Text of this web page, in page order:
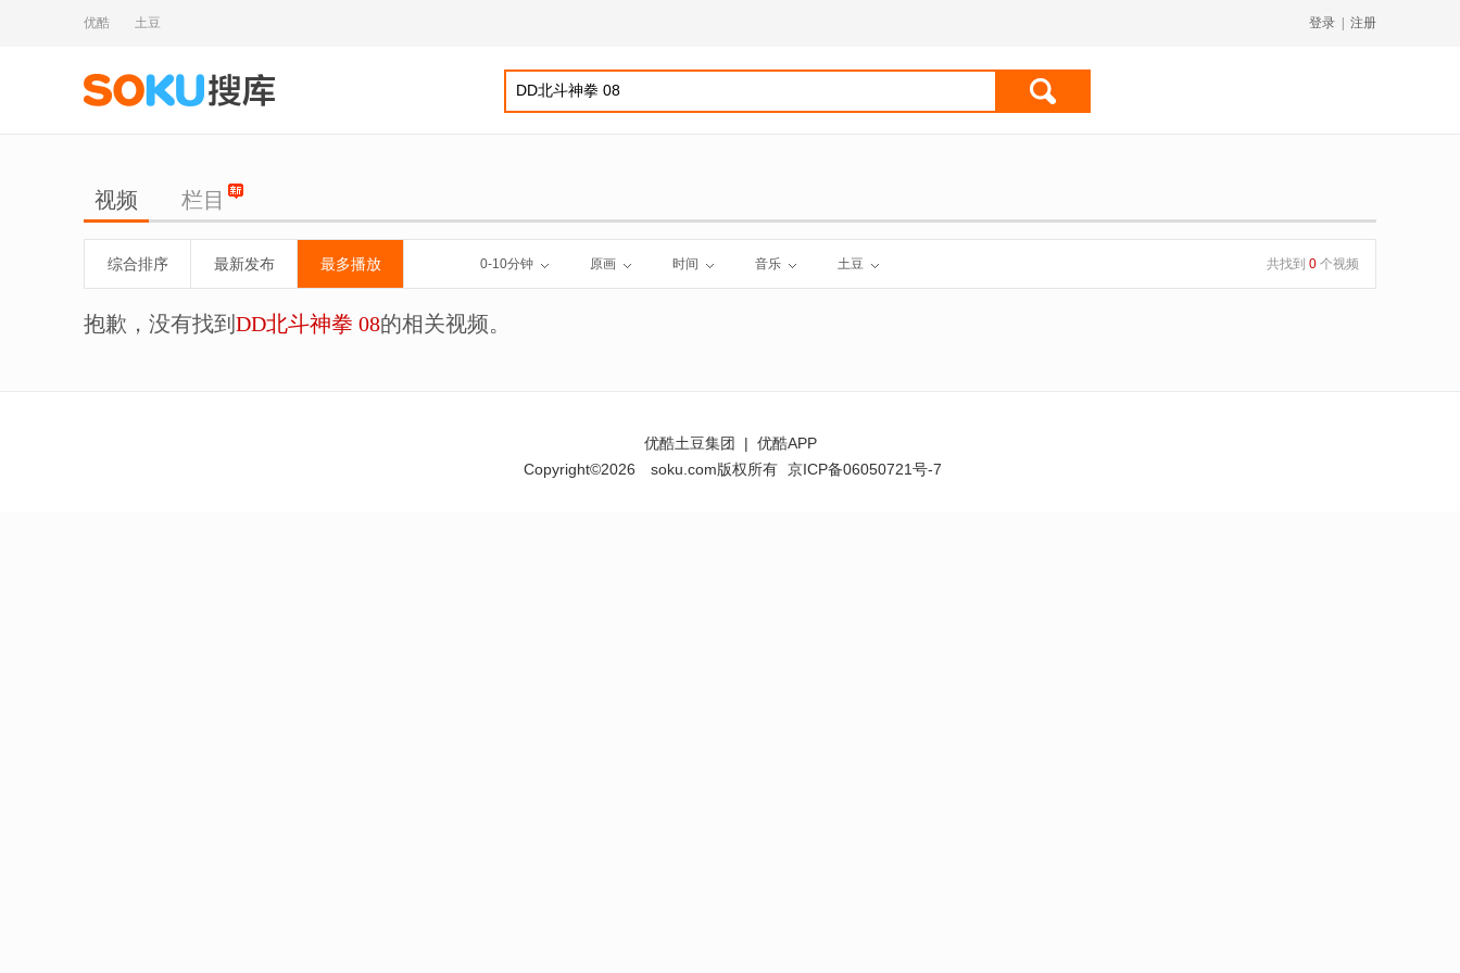
优酷 土豆 登录 注册
视频 栏目
综合排序 最新发布 最多播放 0-10分钟 原画 时间 音乐 土豆 共找到 0 个视频
抱歉，没有找到 DD北斗神拳 08的相关视频。
优酷土豆集团 | 优酷APP
Copyright©2026
soku.com版权所有 京ICP备06050721号-7